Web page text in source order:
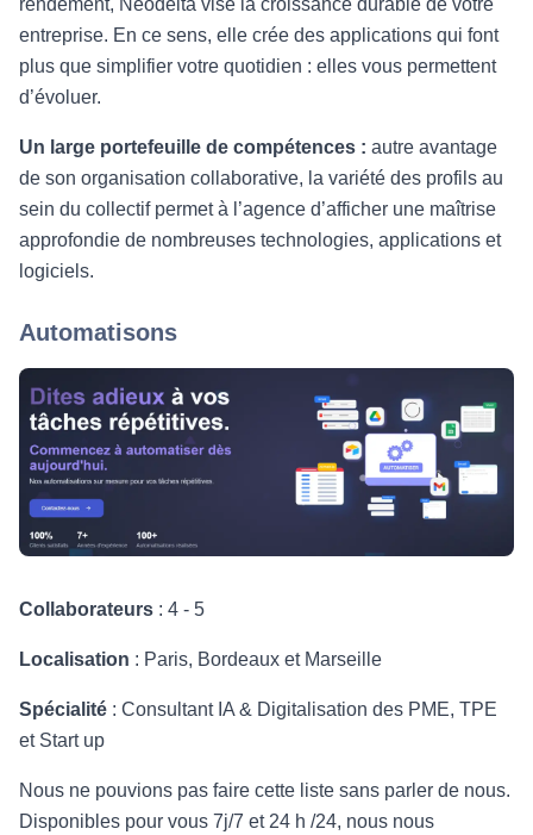
entreprise. En ce sens, elle crée des applications qui font
plus que simplifier votre quotidien : elles vous permettent
d’évoluer.
Un large portefeuille de compétences : autre avantage
de son organisation collaborative, la variété des profils au
sein du collectif permet à l’agence d’afficher une maîtrise
approfondie de nombreuses technologies, applications et
logiciels.
Automatisons
Collaborateurs : 4 - 5
Localisation : Paris, Bordeaux et Marseille
Spécialité : Consultant IA & Digitalisation des PME, TPE
et Start up
Nous ne pouvions pas faire cette liste sans parler de nous.
Disponibles pour vous 7j/7 et 24 h /24, nous nous